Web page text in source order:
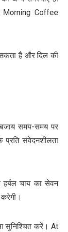
Morning Coffee
है और दिल की
समय-समय पर
संवेदनशीलता
चाय का सेवन
सुनिश्चित करें। At